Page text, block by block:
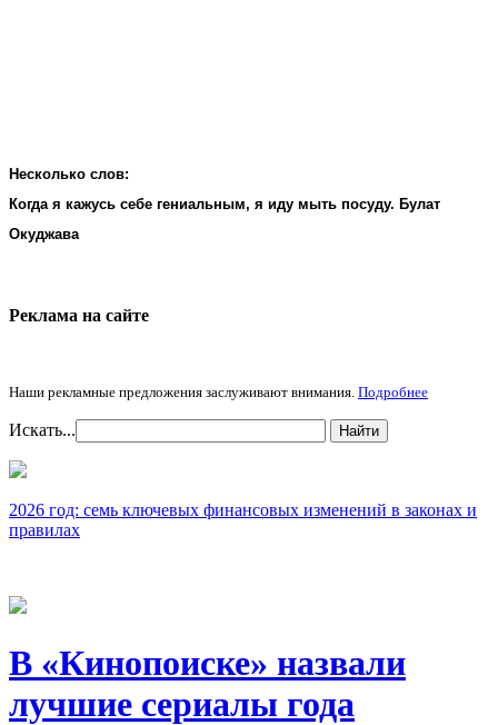
Несколько слов:
Когда я кажусь себе гениальным, я иду мыть посуду. Булат
Окуджава
Реклама на cайте
Наши рекламные предложения заслуживают внимания. Подробнее
Искать... Найти
2026 год: семь ключевых финансовых изменений в законах и
правилах
В «Кинопоиске» назвали
лучшие сериалы года